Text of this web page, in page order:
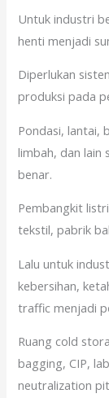
Untuk industri
henti menjadi
Diperlukan
produksi pada
Pondasi, lantai,
limbah, dan lain
benar.
Pembangkit
tekstil, pabrik
Lalu untuk
kebersihan,
traffic menjadi
Ruang cold
bagging, CIP,
neutralization